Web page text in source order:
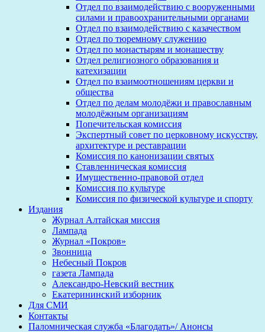
Отдел по взаимодействию с вооруженными
силами и правоохранительными органами
Отдел по взаимодействию с казачеством
Отдел по тюремному служению
Отдел по монастырям и монашеству
Отдел религиозного образования и
катехизации
Отдел по взаимоотношениям церкви и
общества
Отдел по делам молодёжи и православным
молодёжным организациям
Попечительская комиссия
Экспертный совет по церковному искусству,
архитектуре и реставрации
Комиссия по канонизации святых
Ставленническая комиссия
Имущественно-правовой отдел
Комиссия по культуре
Комиссия по физической культуре и спорту
Издания
Журнал Алтайская миссия
Лампада
Журнал «Покров»
Звонница
Небесный Покров
газета Лампада
Александро-Невский вестник
Екатерининский изборник
Для СМИ
Контакты
Паломническая служба «Благодать»/ Анонсы